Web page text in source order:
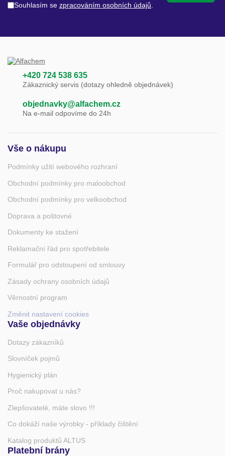
Souhlasím se zpracováním osobních údajů
+420 724 538 635
Zákaznický servis (dotazy ohledně objednávek)
objednavky@alfachem.cz
Na e-mail odpovíme do 24h
Vše o nákupu
Podmínky užití webového rozhraní
Obchodní podmínky pro maloobchod
Obchodní podmínky pro velkoobchod
Doprava a poštovné
Dokumenty ke stažení
Reklamační řád pro spotřebitele
Formulář pro odstoupení od smlouvy
Zásady ochrany osobních údajů
Věrnostní program
Změnit nastavení cookies
Vaše objednávky
Dotazy zákazníků
Slovníček pojmů
Hygienický plán
Proč nakupovat u nás?
Zlepšovatelé, máte slovo !!!
Co dokáží naše výrobky - příklady čištění
Katalog produktů ALTUS
Platební brány